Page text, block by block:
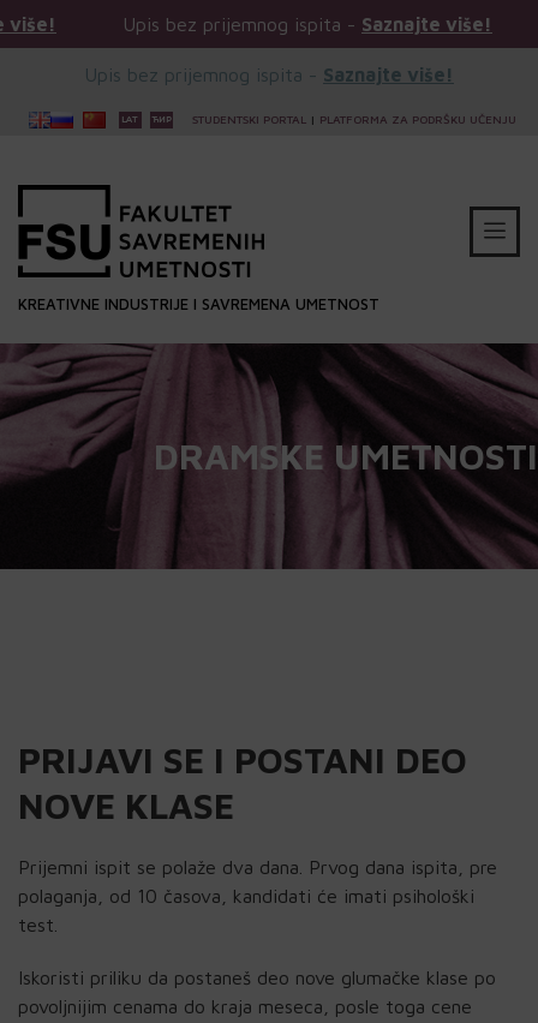
bez prijemnog ispita -Saznajte više! Upis bez
Upis bez prijemnog ispita - Saznajte više!
STUDENTSKI PORTAL | PLATFORMA ZA PODRŠKU UČENJU
KREATIVNE INDUSTRIJE I SAVREMENA UMETNOST
DRAMSKE UMETNOSTI
PRIJAVI SE I POSTANI DEO
NOVE KLASE
Prijemni ispit se polaže dva dana. Prvog dana ispita, pre
polaganja, od 10 časova, kandidati će imati psihološki
test.
Iskoristi priliku da postaneš deo nove glumačke klase po
povoljnijim cenama do kraja meseca, posle toga cene